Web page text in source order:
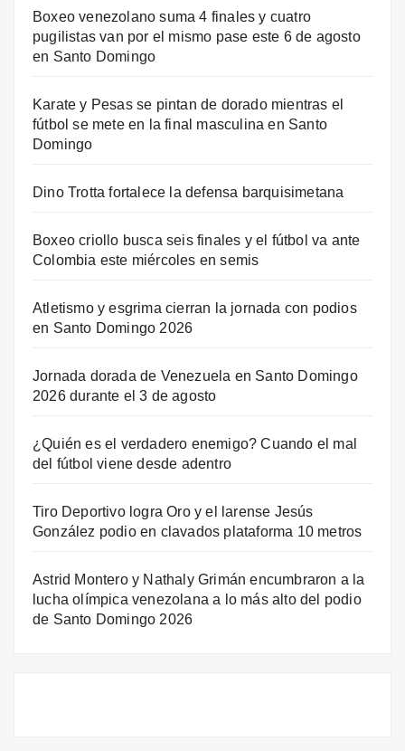
Boxeo venezolano suma 4 finales y cuatro
pugilistas van por el mismo pase este 6 de agosto
en Santo Domingo
Karate y Pesas se pintan de dorado mientras el
fútbol se mete en la final masculina en Santo
Domingo
Dino Trotta fortalece la defensa barquisimetana
Boxeo criollo busca seis finales y el fútbol va ante
Colombia este miércoles en semis
Atletismo y esgrima cierran la jornada con podios
en Santo Domingo 2026
Jornada dorada de Venezuela en Santo Domingo
2026 durante el 3 de agosto
¿Quién es el verdadero enemigo? Cuando el mal
del fútbol viene desde adentro
Tiro Deportivo logra Oro y el larense Jesús
González podio en clavados plataforma 10 metros
Astrid Montero y Nathaly Grimán encumbraron a la
lucha olímpica venezolana a lo más alto del podio
de Santo Domingo 2026